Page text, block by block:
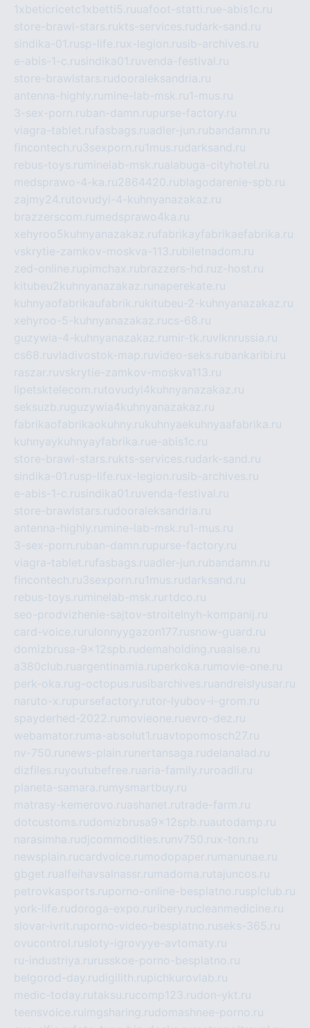
1xbeticricetc1xbetti5.ruuafoot-statti.rue-abis1c.ru
store-brawl-stars.rukts-services.rudark-sand.ru
sindika-01.rusp-life.rux-legion.rusib-archives.ru
e-abis-1-c.rusindika01.ruvenda-festival.ru
store-brawlstars.rudooraleksandria.ru
antenna-highly.ru mine-lab-msk.ru1-mus.ru
3-sex-porn.ruban-damn.rupurse-factory.ru
viagra-tablet.rufasbags.ruadler-jun.rubandamn.ru
fincontech.ru3sexporn.ru1mus.rudarksand.ru
rebus-toys.ru minelab-msk.rualabuga-cityhotel.ru
medsprawo-4-ka.ru2864420.rublagodarenie-spb.ru
zajmy24.rutovudyi-4-kuhnyanazakaz.ru
brazzerscom.ru medsprawo4ka.ru
xehyroo5kuhnyanazakaz.rufabrikayfabrikaefabrika.ru
vskrytie-zamkov-moskva-113.rubiletnadom.ru
zed-online.rupimchax.rubrazzers-hd.ruz-host.ru
kitubeu2kuhnyanazakaz.ru naperekate.ru
kuhnyaofabrikaufabrik.rukitubeu-2-kuhnyanazakaz.ru
xehyroo-5-kuhnyanazakaz.rucs-68.ru
guzywia-4-kuhnyanazakaz.ru mir-tk.ruvlknrussia.ru
cs68.ruvladivostok-map.ruvideo-seks.rubankaribi.ru
raszar.ruvskrytie-zamkov-moskva113.ru
lipetsktelecom.rutovudyi4kuhnyanazakaz.ru
seksuzb.ruguzywia4kuhnyanazakaz.ru
fabrikaofabrikaokuhny.rukuhnyaekuhnyaafabrika.ru
kuhnyaykuhnyayfabrika.rue-abis1c.ru
store-brawl-stars.rukts-services.rudark-sand.ru
sindika-01.rusp-life.rux-legion.rusib-archives.ru
e-abis-1-c.rusindika01.ruvenda-festival.ru
store-brawlstars.rudooraleksandria.ru
antenna-highly.ru mine-lab-msk.ru1-mus.ru
3-sex-porn.ruban-damn.rupurse-factory.ru
viagra-tablet.rufasbags.ruadler-jun.rubandamn.ru
fincontech.ru3sexporn.ru1mus.rudarksand.ru
rebus-toys.ru minelab-msk.ru rtdco.ru
seo-prodvizhenie-sajtov-stroitelnyh-kompanij.ru
card-voice.ru rulonnyygazon177.rusnow-guard.ru
domizbrusa-9x12spb.rudemaholding.ruaalse.ru
a380club.ruargentinamia.ruperkoka.ru movie-one.ru
perk-oka.rug-octopus.rusibarchives.ruandreislyusar.ru
naruto-x.rupursefactory.rutor-lyubov-i-grom.ru
spayderhed-2022.ru movieone.ruevro-dez.ru
webamator.ru ma-absolut1.ruavtopomosch27.ru
nv-750.ru news-plain.ru nertansaga.rudelanalad.ru
dizfiles.ruyoutubefree.ruaria-family.ru roadli.ru
planeta-samara.ru mysmartbuy.ru
matrasy-kemerovo.ruashanet.rutrade-farm.ru
dotcustoms.rudomizbrusa9x12spb.ruautodamp.ru
narasimha.rudjcommodities.ru nv750.rux-ton.ru
newsplain.rucardvoice.ru modopaper.ru manunae.ru
gbget.rualfeihavsalnassr.ru madoma.rutajuncos.ru
petrovkasports.ruporno-online-besplatno.rusplclub.ru
york-life.rudoroga-expo.ru ribery.rucleanmedicine.ru
slovar-ivrit.ruporno-video-besplatno.ruseks-365.ru
ovucontrol.rusloty-igrovyye-avtomaty.ru
ru-industriya.ru russkoe-porno-besplatno.ru
belgorod-day.rudigilith.rupichkurovlab.ru
medic-today.rutaksu.rucomp123.rudon-ykt.ru
teensvoice.ru imgsharing.rudomashnee-porno.ru